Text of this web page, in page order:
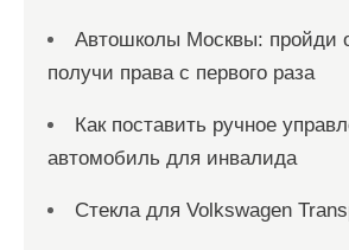
Автошколы Москвы: пройди
получи права с первого раза
Как поставить ручное
автомобиль для инвалида
Стекла для Volkswagen